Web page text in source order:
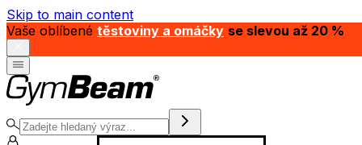
Skip to main content
Vaše oblíbené těstoviny a omáčky se slevou až 20 %